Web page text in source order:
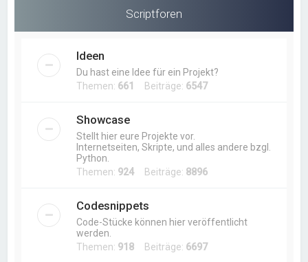
Scriptforen
Ideen
Du hast eine Idee für ein Projekt?
Themen: 661 Beiträge: 6547
Showcase
Stellt hier eure Projekte vor.
Internetseiten, Skripte, und alles andere bzgl.
Python.
Themen: 924 Beiträge: 8896
Codesnippets
Code-Stücke können hier veröffentlicht
werden.
Themen: 918 Beiträge: 6697